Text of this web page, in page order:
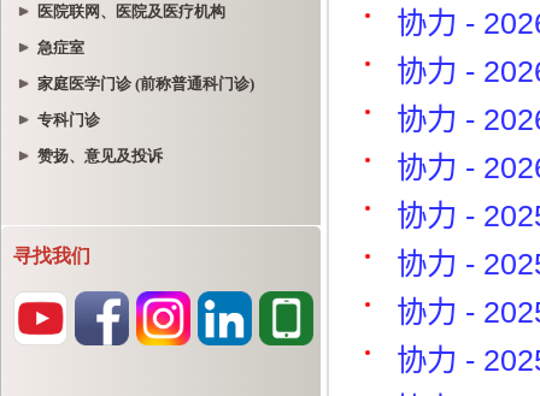
医院联网、医院及医疗机构
急症室
家庭医学门诊 (前称普通科门诊)
专科门诊
赞扬、意见及投诉
寻找我们